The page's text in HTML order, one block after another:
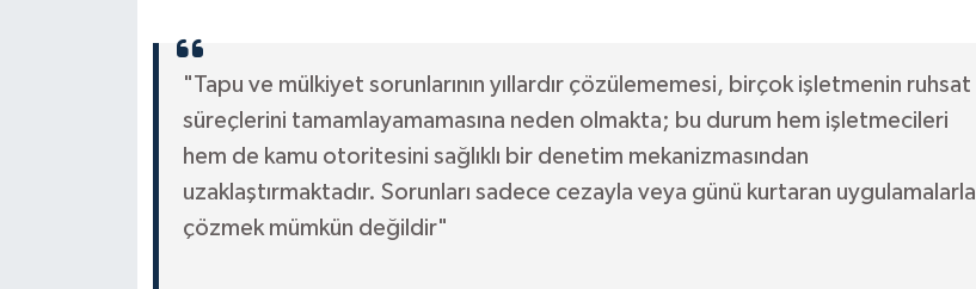
"Tapu ve mülkiyet sorunlarının yıllardır çözülememesi, birçok işletmenin ruhsat
süreçlerini tamamlayamamasına neden olmakta; bu durum hem işletmecileri
hem de kamu otoritesini sağlıklı bir denetim mekanizmasından
uzaklaştırmaktadır. Sorunları sadece cezayla veya günü kurtaran uygulamalarla
çözmek mümkün değildir"